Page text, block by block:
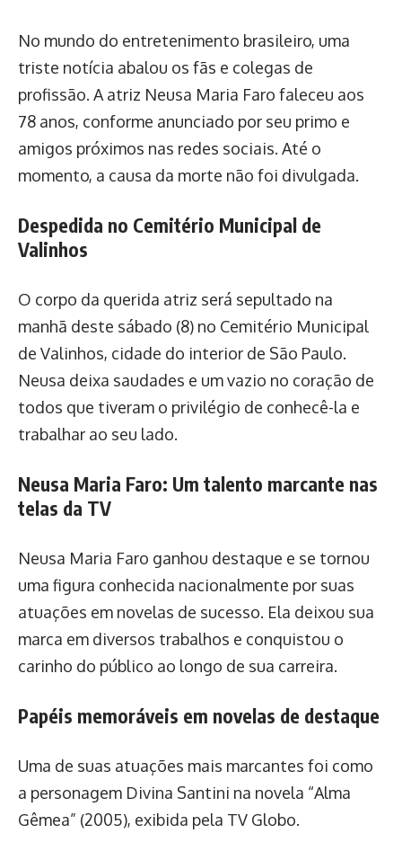
No mundo do entretenimento brasileiro, uma
triste notícia abalou os fãs e colegas de
profissão. A atriz Neusa Maria Faro faleceu aos
78 anos, conforme anunciado por seu primo e
amigos próximos nas redes sociais. Até o
momento, a causa da morte não foi divulgada.
Despedida no Cemitério Municipal de
Valinhos
O corpo da querida atriz será sepultado na
manhã deste sábado (8) no Cemitério Municipal
de Valinhos, cidade do interior de São Paulo.
Neusa deixa saudades e um vazio no coração de
todos que tiveram o privilégio de conhecê-la e
trabalhar ao seu lado.
Neusa Maria Faro: Um talento marcante nas
telas da TV
Neusa Maria Faro ganhou destaque e se tornou
uma figura conhecida nacionalmente por suas
atuações em novelas de sucesso. Ela deixou sua
marca em diversos trabalhos e conquistou o
carinho do público ao longo de sua carreira.
Papéis memoráveis em novelas de destaque
Uma de suas atuações mais marcantes foi como
a personagem Divina Santini na novela “Alma
Gêmea” (2005), exibida pela TV Globo.